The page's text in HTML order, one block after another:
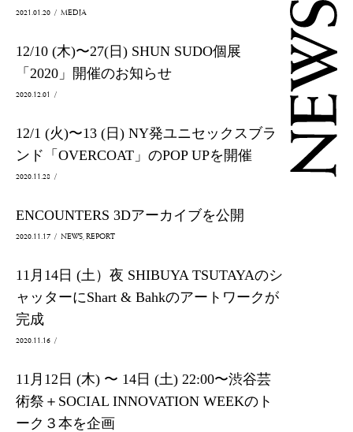
2021.01.20 / MEDIA
12/10 (木)〜27(日) SHUN SUDO個展
「2020」開催のお知らせ
2020.12.01 /
12/1 (火)〜13 (日) NY発ユニセックスブラ
ンド「OVERCOAT」のPOP UPを開催
2020.11.28 /
ENCOUNTERS 3Dアーカイブを公開
2020.11.17 / NEWS REPORT
11月14日 (土）夜 SHIBUYA TSUTAYAのシ
ャッターにShart & Bahkのアートワークが
完成
2020.11.16 /
11月12日 (木) 〜 14日 (土) 22:00〜渋谷芸
術祭＋SOCIAL INNOVATION WEEKのト
ーク３本を企画